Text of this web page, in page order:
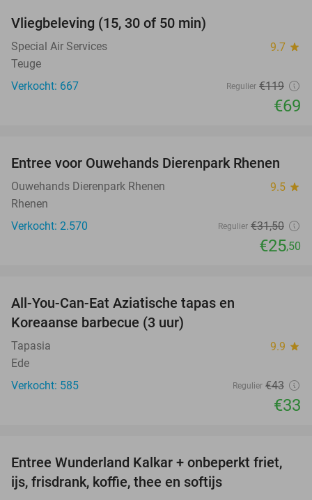
NEW
TODAY
Vliegbeleving (15, 30 of 50 min)
Special Air Services 9.7 star
Teuge
Verkocht: 667
Regulier €119
€69
19%
Entree voor Ouwehands Dierenpark Rhenen
Ouwehands Dierenpark Rhenen 9.5 star
Rhenen
Verkocht: 2.570
Regulier €31,50
€25,50
All-You-Can-Eat Aziatische tapas en
Koreaanse barbecue (3 uur)
Tapasia 9.9 star
Ede
Verkocht: 585
Regulier €43
€33
32%
Entree Wunderland Kalkar + onbeperkt friet,
ijs, frisdrank, koffie, thee en softijs